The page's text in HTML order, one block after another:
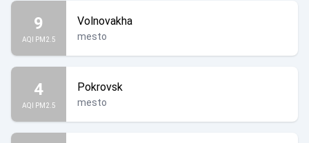
9
AQI PM2.5
Volnovakha
mesto
4
AQI PM2.5
Pokrovsk
mesto